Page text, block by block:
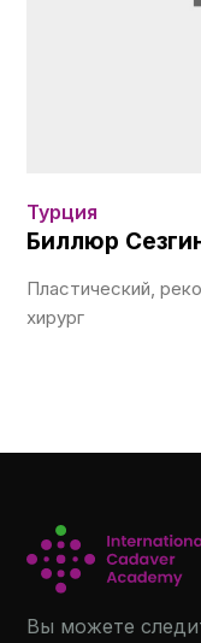
Турция
Биллюр
Пластический,
хирург
Вы можете